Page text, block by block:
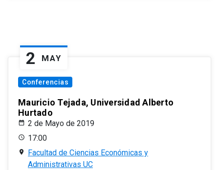
2 MAY
Conferencias
Mauricio Tejada, Universidad Alberto
Hurtado
2 de Mayo de 2019
17:00
Facultad de Ciencias Económicas y
Administrativas UC